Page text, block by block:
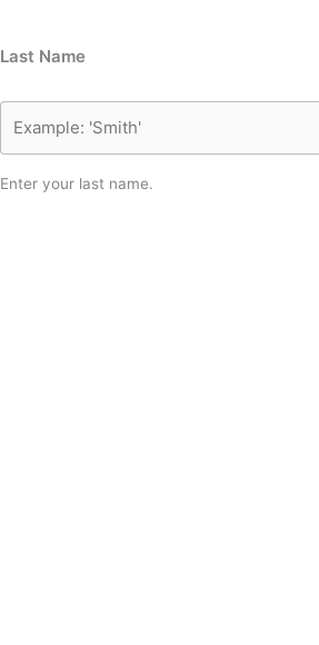
Last Name
Enter your last name.